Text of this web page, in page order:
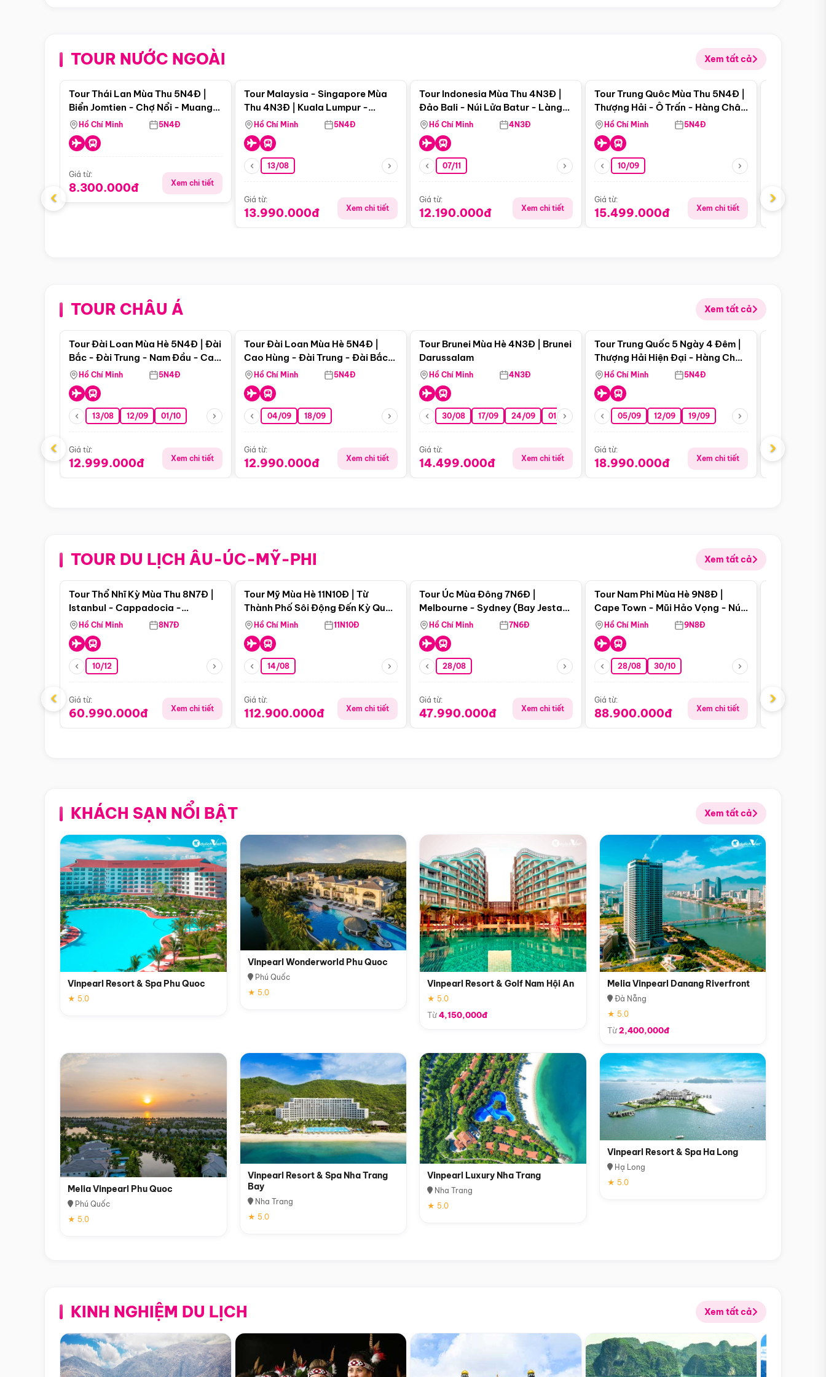
TOUR NƯỚC NGOÀI Xem tất cả
Điểm nổi bật
Tour Thái Lan Mùa Thu 5N4Đ |
Biển Jomtien - Chợ Nổi - Muang
Boran - Suanthai (Bay Vietnam
Airlines)
Hồ Chí Minh 5N4Đ
Giá từ:
8.300.000đ Xem chi tiết
Tour Malaysia - Singapore Mùa
Thu 4N3Đ | Kuala Lumpur -
Malacca - Johor Baru -
Singapore
Hồ Chí Minh 5N4Đ
13/08
Giá từ:
13.990.000đ Xem chi tiết
Tour Indonesia Mùa Thu 4N3Đ |
Đảo Bali - Núi Lửa Batur - Làng
Penglipuran
Hồ Chí Minh 4N3Đ
07/11
Giá từ:
12.190.000đ Xem chi tiết
Điểm nổi bật
Tour Trung Quôc Mùa Thu 5N4Đ |
Thượng Hải - Ô Trấn - Hàng Châu
(Tour Không Shopping)
Hồ Chí Minh 5N4Đ
10/09
Giá từ:
15.499.000đ Xem chi tiết
Giá từ:
‹ ›
TOUR CHÂU Á Xem tất cả
Điểm nổi bật
Tour Đài Loan Mùa Hè 5N4Đ | Đài
Bắc - Đài Trung - Nam Đầu - Cao
Hùng ( Bay Vn)
Hồ Chí Minh 5N4Đ
13/08 12/09 01/10
Giá từ:
12.999.000đ Xem chi tiết
Tour Đài Loan Mùa Hè 5N4Đ |
Cao Hùng - Đài Trung - Đài Bắc
(Bay Vj)
Hồ Chí Minh 5N4Đ
04/09 18/09
Giá từ:
12.990.000đ Xem chi tiết
Tour Brunei Mùa Hè 4N3Đ | Brunei
Darussalam
Hồ Chí Minh 4N3Đ
30/08 17/09 24/09 01/10 15/10 29/10
Giá từ:
14.499.000đ Xem chi tiết
Điểm nổi bật
Tour Trung Quốc 5 Ngày 4 Đêm |
Thượng Hải Hiện Đại - Hàng Châu
Nên Thơ - Ô Trấn Cổ Kính
Hồ Chí Minh 5N4Đ
05/09 12/09 19/09
Giá từ:
18.990.000đ Xem chi tiết
Giá từ:
‹ ›
TOUR DU LỊCH ÂU-ÚC-MỸ-PHI Xem tất cả
Điểm nổi bật
Tour Thổ Nhĩ Kỳ Mùa Thu 8N7Đ |
Istanbul - Cappadocia -
Pamukkale
Hồ Chí Minh 8N7Đ
10/12
Giá từ:
60.990.000đ Xem chi tiết
Tour Mỹ Mùa Hè 11N10Đ | Từ
Thành Phố Sôi Động Đến Kỳ Quan
Thiên Nhiên Mỹ
Hồ Chí Minh 11N10Đ
14/08
Giá từ:
112.900.000đ Xem chi tiết
Tour Úc Mùa Đông 7N6Đ |
Melbourne - Sydney (Bay Jestar
Airways)
Hồ Chí Minh 7N6Đ
28/08
Giá từ:
47.990.000đ Xem chi tiết
Điểm nổi bật
Tour Nam Phi Mùa Hè 9N8Đ |
Cape Town - Mũi Hảo Vọng - Núi
Bàn - Johannesburg - Pretoria -
Safari - Lodge
Hồ Chí Minh 9N8Đ
28/08 30/10
Giá từ:
88.900.000đ Xem chi tiết
Giá từ:
‹ ›
KHÁCH SẠN NỔI BẬT Xem tất cả
Vinpearl Resort & Spa Phu Quoc
★ 5.0
Vinpearl Wonderworld Phu Quoc
Phú Quốc
★ 5.0
Vinpearl Resort & Golf Nam Hội An
★ 5.0
Từ4,150,000đ
Melia Vinpearl Danang Riverfront
Đà Nẵng
★ 5.0
Từ2,400,000đ
Melia Vinpearl Phu Quoc
Phú Quốc
★ 5.0
Vinpearl Resort & Spa Nha Trang
Bay
Nha Trang
★ 5.0
Vinpearl Luxury Nha Trang
Nha Trang
★ 5.0
Vinpearl Resort & Spa Ha Long
Hạ Long
★ 5.0
KINH NGHIỆM DU LỊCH Xem tất cả